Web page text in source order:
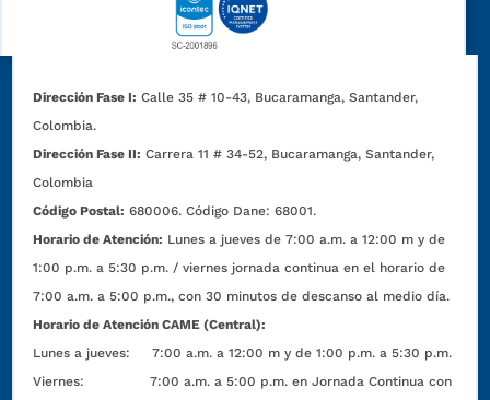
Dirección Fase I: Calle 35 # 10-43, Bucaramanga, Santander,
Colombia.
Dirección Fase II: Carrera 11 # 34-52, Bucaramanga, Santander,
Colombia
Código Postal: 680006. Código Dane: 68001.
Horario de Atención: Lunes a jueves de 7:00 a.m. a 12:00 m y de
1:00 p.m. a 5:30 p.m. / viernes jornada continua en el horario de
7:00 a.m. a 5:00 p.m., con 30 minutos de descanso al medio día.
Horario de Atención CAME (Central):
Lunes a jueves: 7:00 a.m. a 12:00 m y de 1:00 p.m. a 5:30 p.m.
Viernes: 7:00 a.m. a 5:00 p.m. en Jornada Continua con